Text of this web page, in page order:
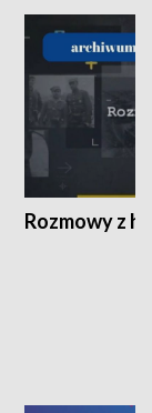
Rozmowy z